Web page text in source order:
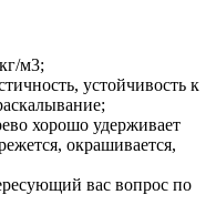
м3;
устойчивость к
хорошо удерживает
окрашивается,
вас вопрос по